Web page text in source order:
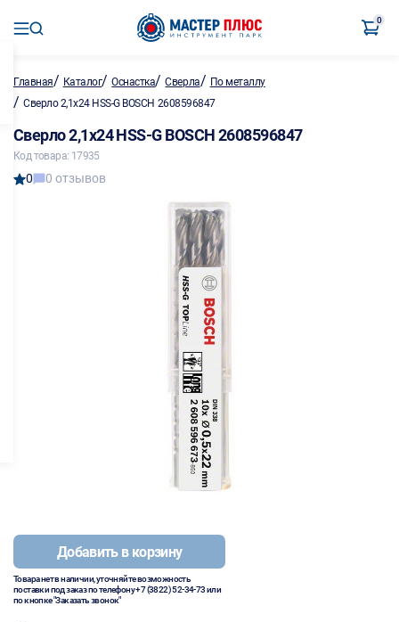
0
Главная/ Каталог/Оснастка/Сверла/ По металлу
/ Сверло 2,1х24 HSS-G BOSCH 2608596847
Сверло 2,1х24 HSS-G BOSCH 2608596847
Код товара: 17935
0 0 отзывов
Добавить в корзину
Товара нет в наличии, уточняйте возможность
поставки под заказ по телефону+7 (3822) 52-34-73или
по кнопке "Заказать звонок"